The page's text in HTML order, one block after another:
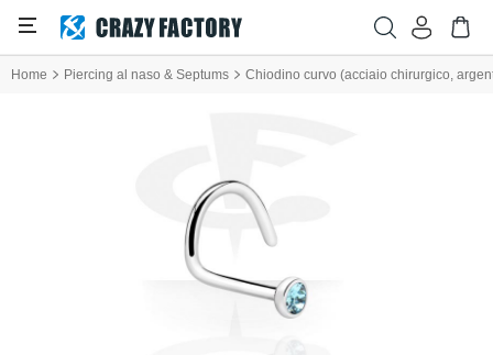
Home Piercing al naso & Septums Chiodino curvo (acciaio chirurgico,